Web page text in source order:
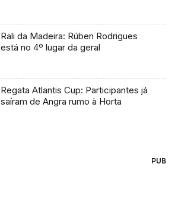
Rali da Madeira: Rúben Rodrigues
está no 4º lugar da geral
Regata Atlantis Cup: Participantes já
saíram de Angra rumo à Horta
PUB